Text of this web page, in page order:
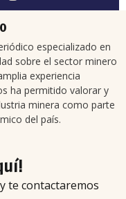
especializado en
sobre el sector minero
experiencia
ha permitido valorar y
minera como parte
del país.
te contactaremos